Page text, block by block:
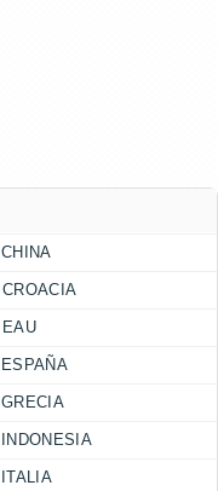
CHINA
CROACIA
EAU
ESPAÑA
GRECIA
INDONESIA
ITALIA